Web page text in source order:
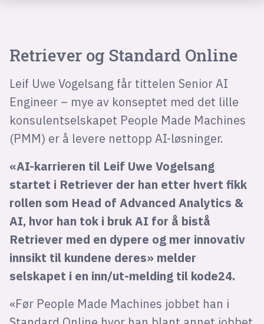
Retriever og Standard Online
Leif Uwe Vogelsang får tittelen Senior AI
Engineer – mye av konseptet med det lille
konsulentselskapet People Made Machines
(PMM) er å levere nettopp AI-løsninger.
«AI-karrieren til Leif Uwe Vogelsang
startet i Retriever der han etter hvert fikk
rollen som Head of Advanced Analytics &
AI, hvor han tok i bruk AI for å bistå
Retriever med en dypere og mer innovativ
innsikt til kundene deres» melder
selskapet i en inn/ut-melding til kode24.
«Før People Made Machines jobbet han i